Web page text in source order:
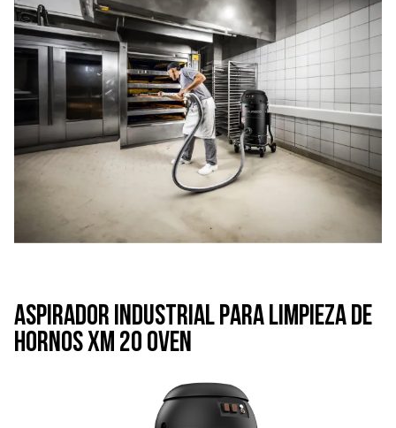
Aspirador industrial para limpieza de
hornos XM 20 OVEN